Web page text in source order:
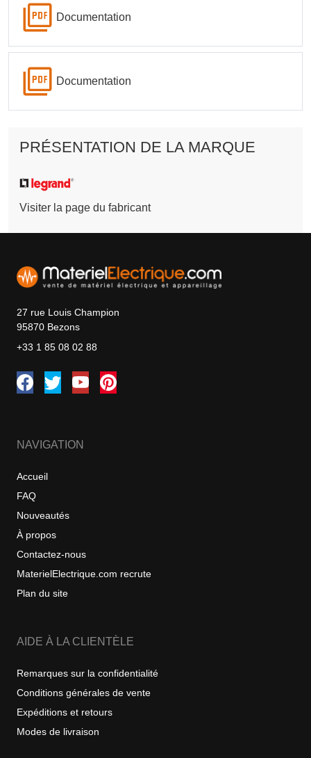
Documentation
Documentation
PRÉSENTATION DE LA MARQUE
Visiter la page du fabricant
27 rue Louis Champion
95870 Bezons
+33 1 85 08 02 88
NAVIGATION
Accueil
FAQ
Nouveautés
À propos
Contactez-nous
MaterielElectrique.com recrute
Plan du site
AIDE À LA CLIENTÈLE
Remarques sur la confidentialité
Conditions générales de vente
Expéditions et retours
Modes de livraison